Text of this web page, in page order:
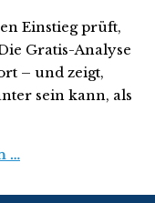
Einstieg prüft,
Gratis-Analyse
– und zeigt,
sein kann, als
…